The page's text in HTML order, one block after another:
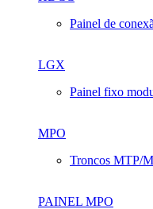
Painel de
LGX
Painel fixo
MPO
Troncos MTP/
PAINEL MPO